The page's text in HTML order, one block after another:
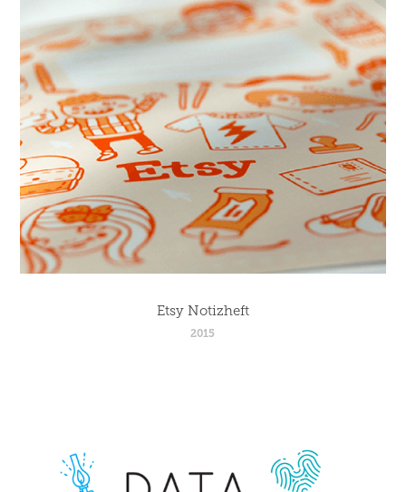
Etsy Notizheft
2015